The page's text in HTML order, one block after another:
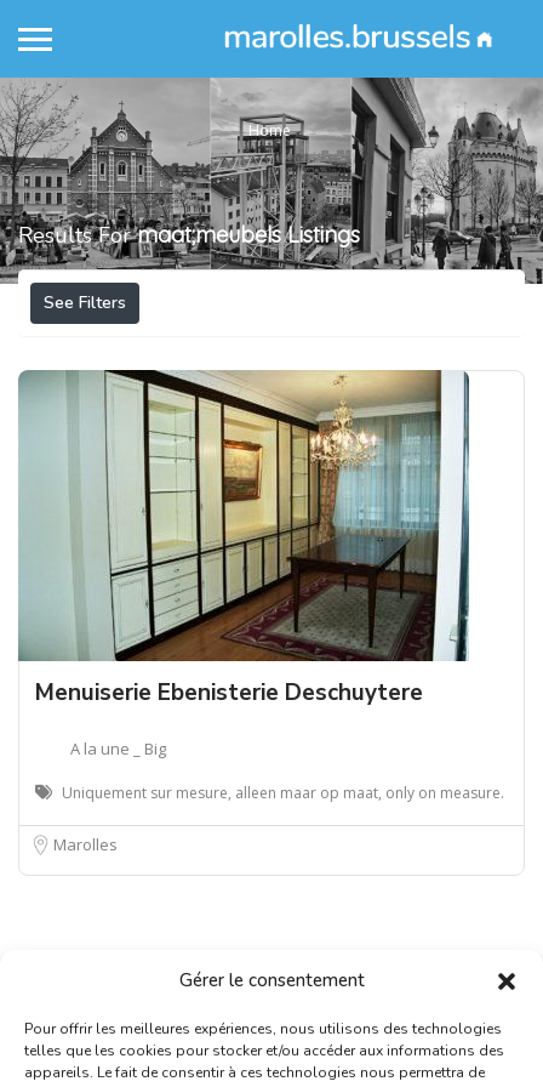
Gérer le consentement
Pour offrir les meilleures expériences, nous utilisons des technologies
telles que les cookies pour stocker et/ou accéder aux informations des
appareils. Le fait de consentir à ces technologies nous permettra de
Home
Results Formaat;meubels Listings
See Filters
Menuiserie Ebenisterie Deschuytere
A la une _ Big
Uniquement sur mesure, alleen maar op maat, only on measure.
Marolles